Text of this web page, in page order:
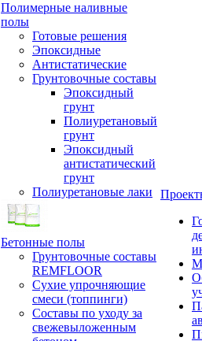
Полимерные наливные
полы
Готовые решения
Эпоксидные
Антистатические
Грунтовочные составы
Эпоксидный
грунт
Полиуретановый
грунт
Эпоксидный
антистатический
грунт
Полиуретановые лаки
Бетонные полы
Грунтовочные составы
REMFLOOR
Сухие упрочняющие
смеси (топпинги)
Составы по уходу за
свежевыложенным